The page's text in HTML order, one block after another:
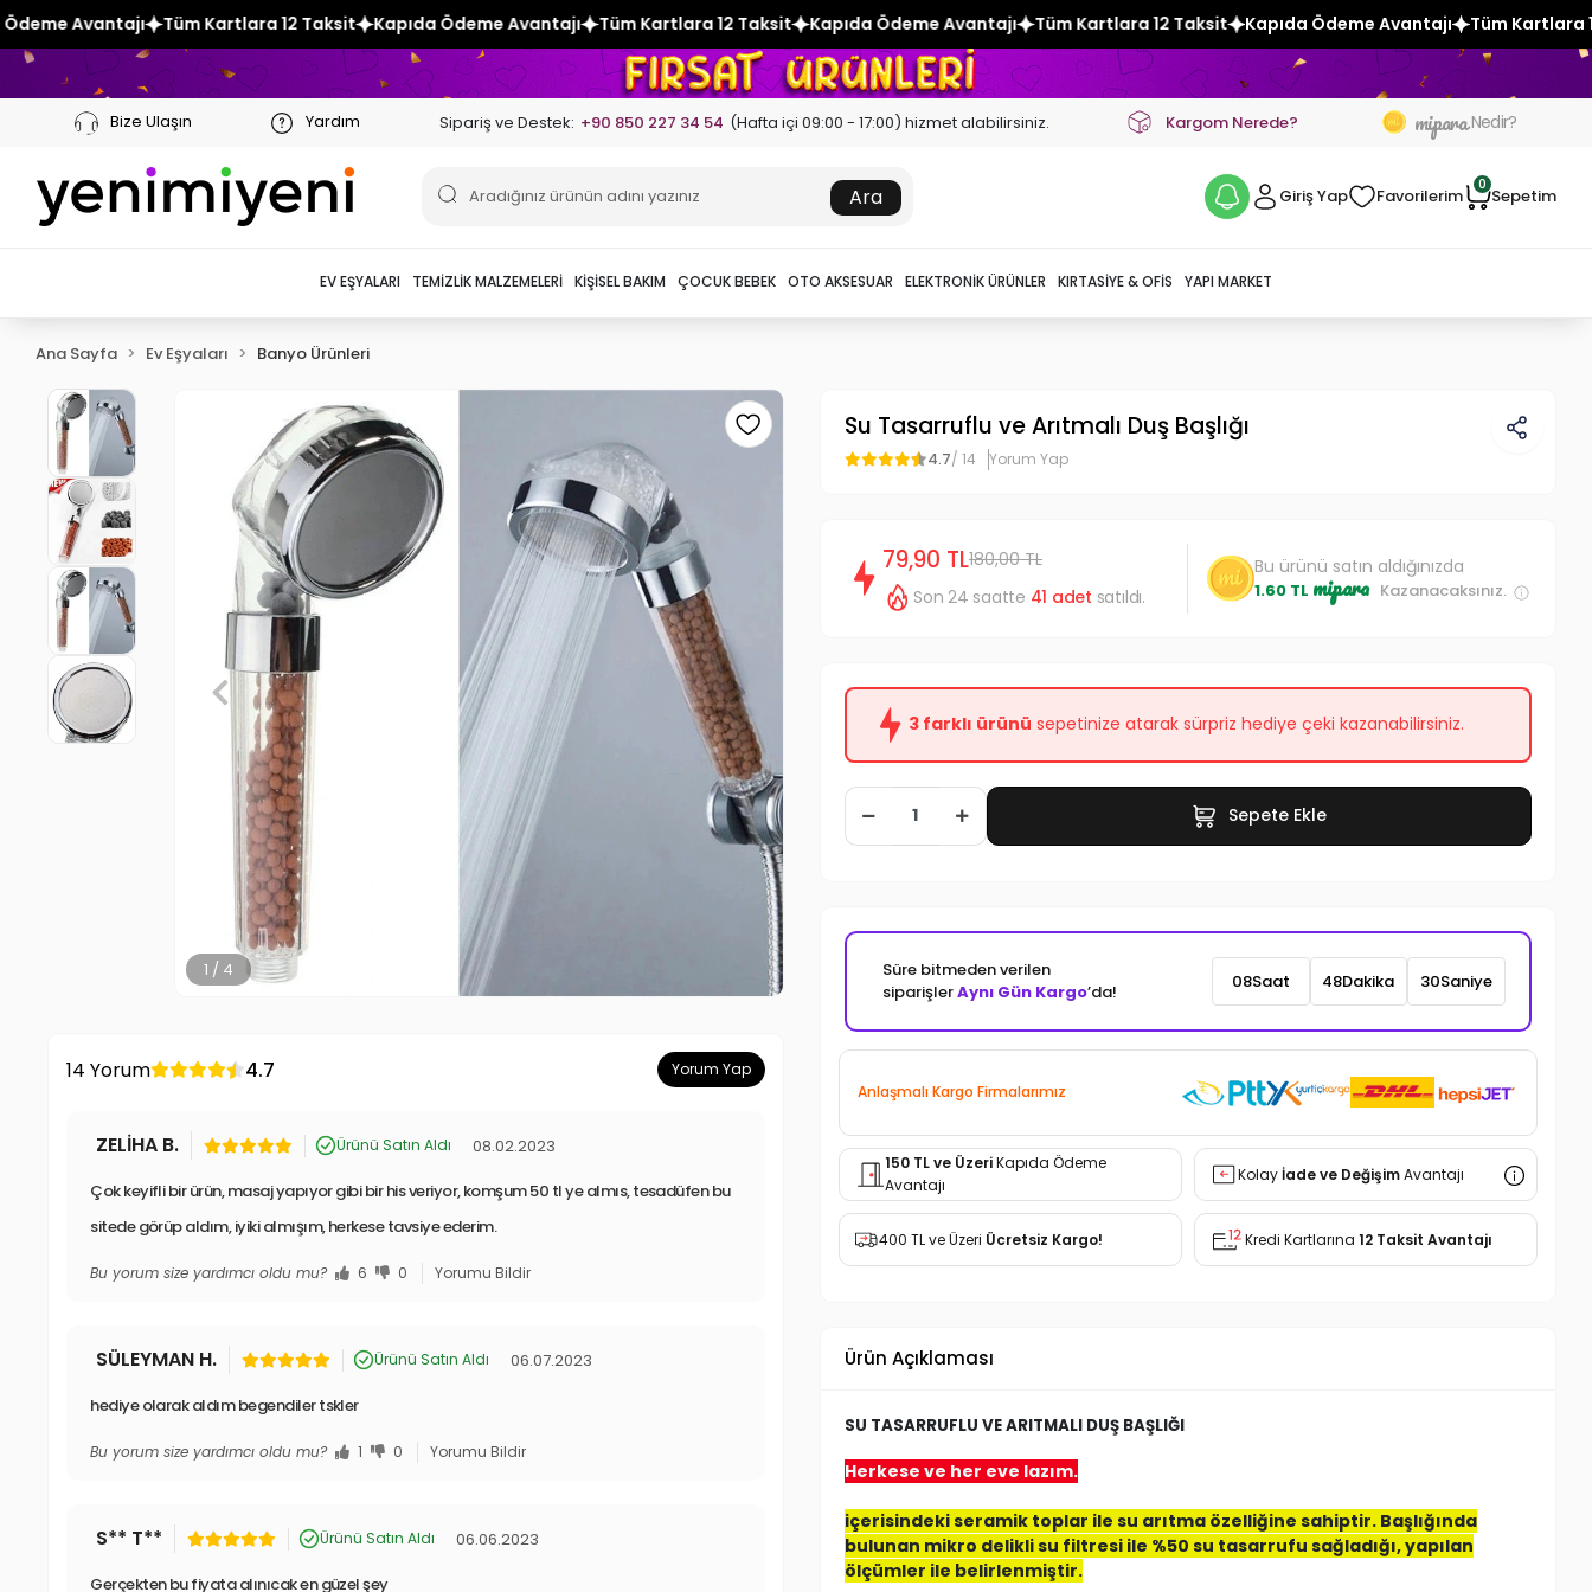
Kartlara 12 Taksit Kapıda Ödeme Avantajı Tüm Kartlara 12 Taksit Kapıda Ödeme Avantajı Tüm Kartlara 12 Taksit Kapıda Ödeme Avantajı Tüm Kartlara 12 Taksit Kapıda
Bize Ulaşın Yardım Sipariş ve Destek: +90 850 227 34 54 (Hafta içi 09:00 - 17:00) hizmet alabilirsiniz. Kargom Nerede? mipara Nedir?
Ara Giriş Yap Favorilerim
0
Sepetim
EV EŞYALARI TEMIZLIK MALZEMELERI KIŞISEL BAKIM ÇOCUK BEBEK OTO AKSESUAR ELEKTRONIK ÜRÜNLER KIRTASIYE & OFIS YAPI MARKET
Ana Sayfa Ev Eşyaları Banyo Ürünleri
2 / 4
14 Yorum 4.7 Yorum Yap
ZELİHA B. Ürünü Satın Aldı 08.02.2023
Çok keyifli bir ürün, masaj yapıyor gibi bir his veriyor, komşum 50 tl ye almıs, tesadüfen bu
sitede görüp aldım, iyiki almışım, herkese tavsiye ederim.
Bu yorum size yardımcı oldu mu? 6 0 Yorumu Bildir
SÜLEYMAN H. Ürünü Satın Aldı 06.07.2023
hediye olarak aldım begendiler tskler
Bu yorum size yardımcı oldu mu? 1 0 Yorumu Bildir
S** T** Ürünü Satın Aldı 06.06.2023
Gerçekten bu fiyata alınıcak en güzel şey
Su Tasarruflu ve Arıtmalı Duş Başlığı
4.7/ 14 Yorum Yap
79,90 TL180,00 TL
Son 24 saatte 41 adet satıldı.
Bu ürünü satın aldığınızda
1.60 TL mipara Kazanacaksınız.
3 farklı ürünü sepetinize atarak sürpriz hediye çeki kazanabilirsiniz.
Sepete Ekle
Süre bitmeden verilen
siparişlerAynı Gün Kargo’da! 08Saat 48Dakika 28Saniye
Anlaşmalı Kargo Firmalarımız
150 TL ve ÜzeriKapıda Ödeme
Avantajı
Kolayİade ve DeğişimAvantajı
400 TL ve Üzeri Ücretsiz Kargo! Kredi Kartlarına 12 Taksit Avantajı
Ürün Açıklaması
SU TASARRUFLU VE ARITMALI DUŞ BAŞLIĞI
Herkese ve her eve lazım.
içerisindeki seramik toplar ile su arıtma özelliğine sahiptir. Başlığında
bulunan mikro delikli su filtresi ile %50 su tasarrufu sağladığı, yapılan
ölçümler ile belirlenmiştir.